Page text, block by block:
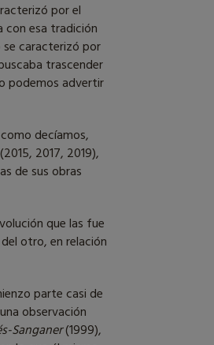
por el
con esa tradición
se caracterizó por
trascender
podemos advertir
decíamos,
2017, 2019),
de sus obras
que las fue
otro, en relación
parte casi de
observación
Sanganer(1999),